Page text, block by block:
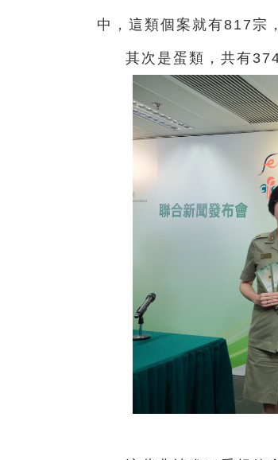
中，這類個案就有817宗
其次是蛋類，共有